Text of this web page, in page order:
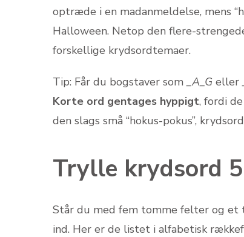
optræde i en madanmeldelse, mens
Halloween. Netop den flere-
forskellige krydsordtemaer.
Tip: Får du bogstaver som_A_G eller
Korte ord gentages hyppigt, fordi
den slags små “hokus-pokus”,
Trylle krydsord
Står du med fem tomme felter og et
ind. Her er de listet i alfabetisk